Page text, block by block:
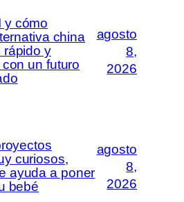
y cómo
china
rápido y
un futuro
agosto
8,
2026
curiosos,
ayuda a poner
bebé
agosto
8,
2026